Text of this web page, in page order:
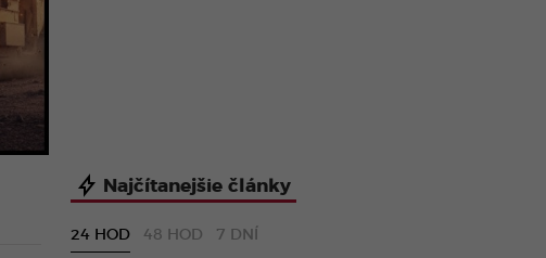
Najčítanejšie články
24 HOD 48 HOD 7 DNÍ